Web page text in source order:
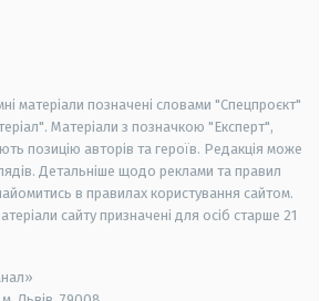
матеріали позначені словами "Спецпроєкт"
Матеріали з позначкою "Експерт",
позицію авторів та героїв. Редакція може
Детальніше щодо реклами та правил
в правилах користування сайтом.
сайту призначені для осіб старше 21